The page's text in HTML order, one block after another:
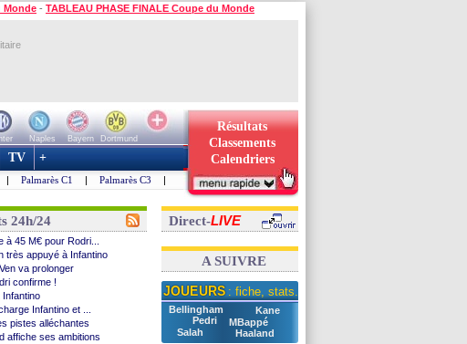
Monde - TABLEAU PHASE FINALE Coupe du Monde
Naples Bayern
Dortmund
Résultats
Classements
Calendriers
TV +
| Palmarès C1 | Palmarès C3 |
24h/24
à 45 M€ pour Rodri...
très appuyé à Infantino
va prolonger
confirme !
Infantino
Infantino et ...
pistes alléchantes
affiche ses ambitions
Direct-LIVE
A SUIVRE
JOUEURS : fiche, stats...
Bellingham
Kane
Pedri
MBappé
Salah
Haaland